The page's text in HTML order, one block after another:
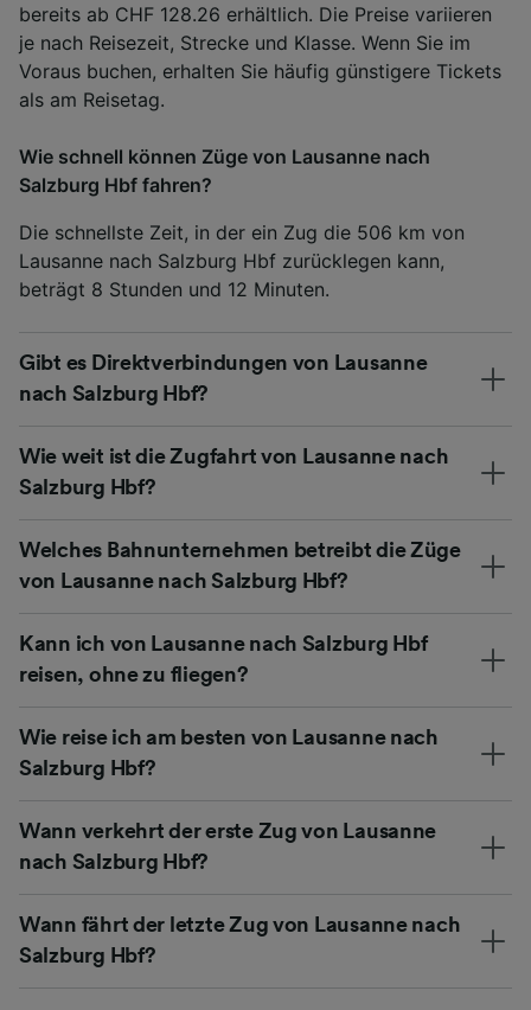
bereits ab CHF 128.26 erhältlich. Die Preise variieren
je nach Reisezeit, Strecke und Klasse. Wenn Sie im
Voraus buchen, erhalten Sie häufig günstigere Tickets
als am Reisetag.
Wie schnell können Züge von Lausanne nach
Salzburg Hbf fahren?
Die schnellste Zeit, in der ein Zug die 506 km von
Lausanne nach Salzburg Hbf zurücklegen kann,
beträgt 8 Stunden und 12 Minuten.
Gibt es Direktverbindungen von Lausanne
nach Salzburg Hbf?
Wie weit ist die Zugfahrt von Lausanne nach
Salzburg Hbf?
Welches Bahnunternehmen betreibt die Züge
von Lausanne nach Salzburg Hbf?
Kann ich von Lausanne nach Salzburg Hbf
reisen, ohne zu fliegen?
Wie reise ich am besten von Lausanne nach
Salzburg Hbf?
Wann verkehrt der erste Zug von Lausanne
nach Salzburg Hbf?
Wann fährt der letzte Zug von Lausanne nach
Salzburg Hbf?